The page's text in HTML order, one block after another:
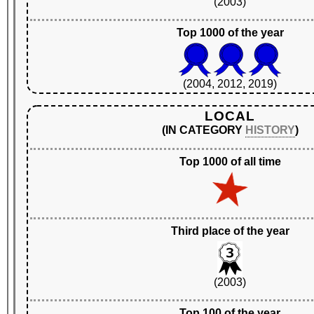
Top 1000 of the year
(2004, 2012, 2019)
LOCAL
(IN CATEGORY HISTORY)
Top 1000 of all time
Third place of the year
(2003)